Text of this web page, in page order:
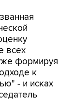
всех
формируя
к
- и исках